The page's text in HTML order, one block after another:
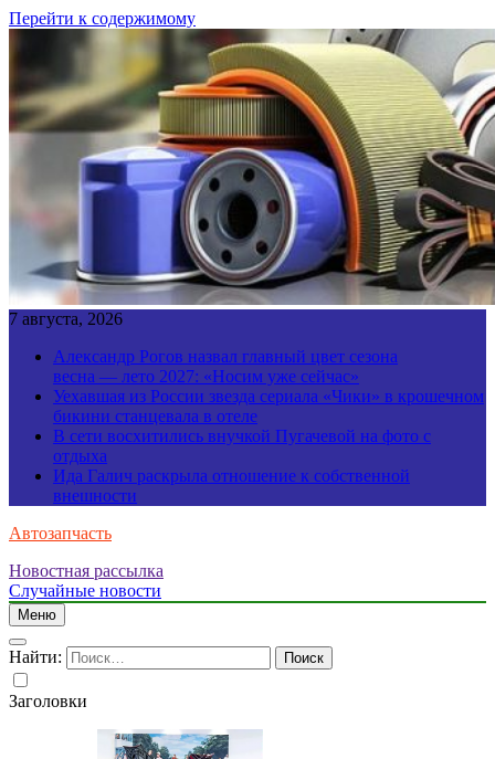
Перейти к содержимому
7 августа, 2026
Александр Рогов назвал главный цвет сезона
весна — лето 2027: «Носим уже сейчас»
Уехавшая из России звезда сериала «Чики» в крошечном
бикини станцевала в отеле
В сети восхитились внучкой Пугачевой на фото с
отдыха
Ида Галич раскрыла отношение к собственной
внешности
Автозапчасть
Новостная рассылка
Случайные новости
Меню
Найти:
Заголовки